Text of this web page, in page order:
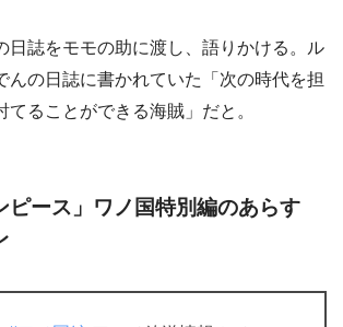
日誌をモモの助に渡し、語りかける。ル
んの日誌に書かれていた「次の時代を担
てることができる海賊」だと。
ピース」ワノ国特別編のあらす